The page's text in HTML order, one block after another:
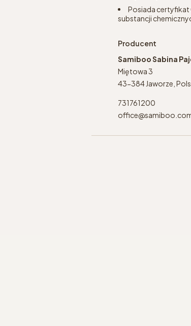
Posiada certyfikat
substancji
Producent
Samiboo Sabina
Miętowa 3
43-384 Jaworze,
731761200